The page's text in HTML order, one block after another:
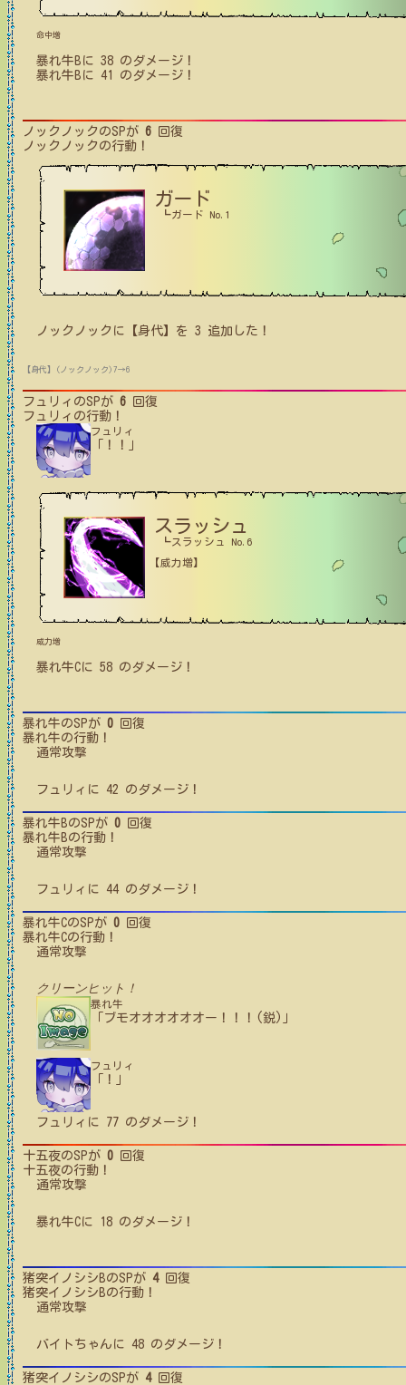
命中増
暴れ牛B に 38 のダメージ！
暴れ牛B に 41 のダメージ！
ノックノック のSPが 6 回復
ノックノック の行動！
ガード
┗ガード No.1
ノックノック に【身代】を 3 追加した！
【身代】(ノックノック)7→6
フュリィ のSPが 6 回復
フュリィ の行動！
フュリィ
「！！」
スラッシュ
┗スラッシュ No.6
【威力増】
威力増
暴れ牛Cに 58 のダメージ！
暴れ牛のSPが 0 回復
暴れ牛の行動！
通常攻撃
フュリィ に 42 のダメージ！
暴れ牛BのSPが 0 回復
暴れ牛Bの行動！
通常攻撃
フュリィ に 44のダメージ！
暴れ牛CのSPが 0 回復
暴れ牛Cの行動！
通常攻撃
クリーンヒット！
暴れ牛
「ブモオオオオオオー！！！(鋭)」
フュリィ
「！」
フュリィ に 77 のダメージ！
十五夜のSPが 0 回復
十五夜の行動！
通常攻撃
暴れ牛Cに 18 のダメージ！
猪突イノシシBのSPが 4回復
猪突イノシシBの行動！
通常攻撃
バイトちゃん に 48 のダメージ！
猪突イノシシのSPが 4回復